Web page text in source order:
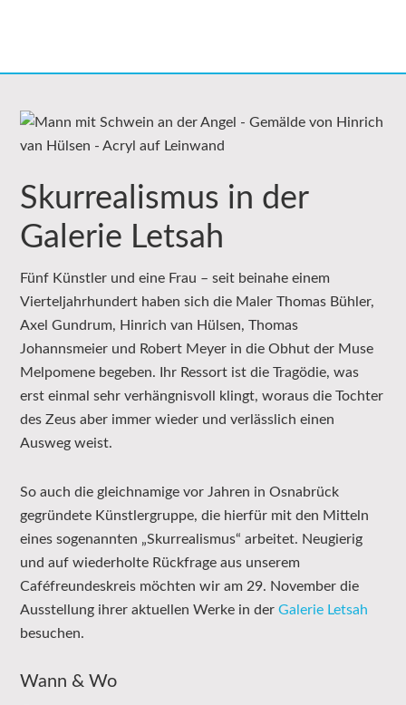
Skurrealismus in der
Galerie Letsah
Fünf Künstler und eine Frau – seit beinahe einem
Vierteljahrhundert haben sich die Maler Thomas Bühler,
Axel Gundrum, Hinrich van Hülsen, Thomas
Johannsmeier und Robert Meyer in die Obhut der Muse
Melpomene begeben. Ihr Ressort ist die Tragödie, was
erst einmal sehr verhängnisvoll klingt, woraus die Tochter
des Zeus aber immer wieder und verlässlich einen
Ausweg weist.
So auch die gleichnamige vor Jahren in Osnabrück
gegründete Künstlergruppe, die hierfür mit den Mitteln
eines sogenannten „Skurrealismus“ arbeitet. Neugierig
und auf wiederholte Rückfrage aus unserem
Caféfreundeskreis möchten wir am 29. November die
Ausstellung ihrer aktuellen Werke in derGalerie Letsah
besuchen.
Wann & Wo